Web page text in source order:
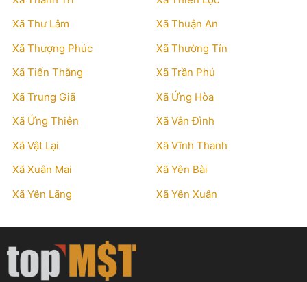
Xã Thư Lâm
Xã Thuận An
Xã Thượng Phúc
Xã Thường Tín
Xã Tiến Thắng
Xã Trần Phú
Xã Trung Giã
Xã Ứng Hòa
Xã Ứng Thiên
Xã Vân Đình
Xã Vật Lại
Xã Vĩnh Thanh
Xã Xuân Mai
Xã Yên Bài
Xã Yên Lãng
Xã Yên Xuân